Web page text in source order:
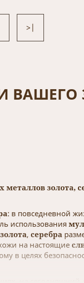
>|
ВАШЕГО
золота,
: в повседневной
использования
, серебра
на настоящие
в целях